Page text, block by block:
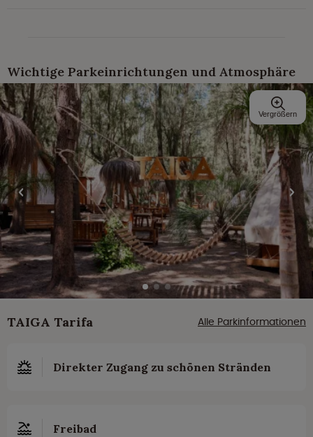
Wichtige Parkeinrichtungen und Atmosphäre
Vergrößern
TAIGA Tarifa Alle Parkinformationen
Direkter Zugang zu schönen Stränden
Freibad